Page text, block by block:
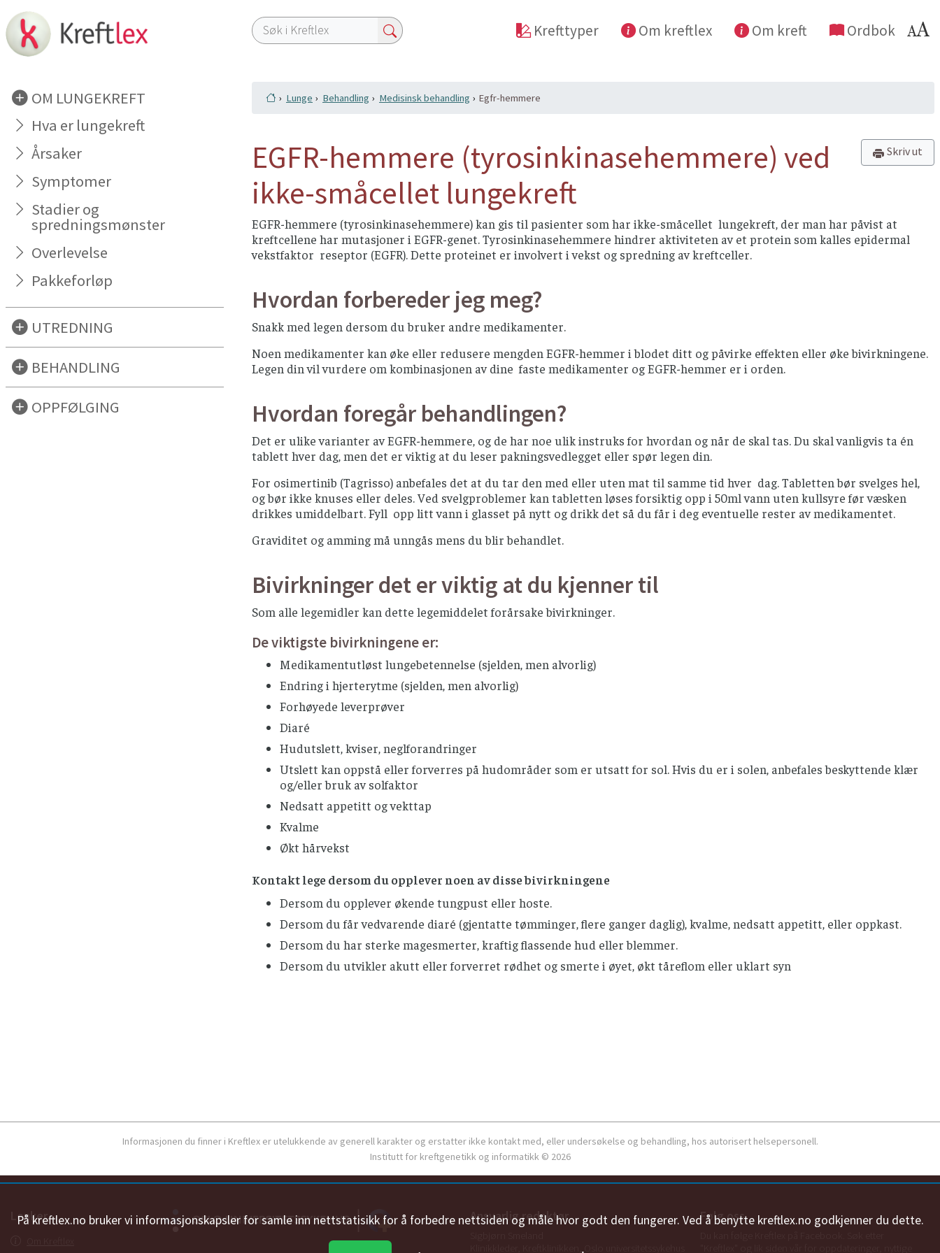
OM LUNGEKREFT
Hva er lungekreft
Årsaker
Symptomer
Stadier og
spredningsmønster
Overlevelse
Pakkeforløp
UTREDNING
BEHANDLING
OPPFØLGING
Krefttyper Om kreftlex Om kreft Ordbok
På kreftlex.no bruker vi informasjonskapsler for samle inn nettstatisikk for å forbedre nettsiden og måle hvor godt den fungerer. Ved å benytte kreftlex.no godkjenner du dette.
Lunge Behandling Medisinsk behandling Egfr-hemmere
Skriv ut
EGFR-hemmere (tyrosinkinasehemmere) ved
ikke-småcellet lungekreft
EGFR-hemmere (tyrosinkinasehemmere) kan gis til pasienter som har ikke-småcellet lungekreft, der man har påvist at
kreftcellene har mutasjoner i EGFR-genet. Tyrosinkinasehemmere hindrer aktiviteten av et protein som kalles epidermal
vekstfaktor reseptor (EGFR). Dette proteinet er involvert i vekst og spredning av kreftceller.
Hvordan forbereder jeg meg?
Snakk med legen dersom du bruker andre medikamenter.
Noen medikamenter kan øke eller redusere mengden EGFR-hemmer i blodet ditt og påvirke effekten eller øke bivirkningene.
Legen din vil vurdere om kombinasjonen av dine faste medikamenter og EGFR-hemmer er i orden.
Hvordan foregår behandlingen?
Det er ulike varianter av EGFR-hemmere, og de har noe ulik instruks for hvordan og når de skal tas. Du skal vanligvis ta én
tablett hver dag, men det er viktig at du leser pakningsvedlegget eller spør legen din.
For osimertinib (Tagrisso) anbefales det at du tar den med eller uten mat til samme tid hver dag. Tabletten bør svelges hel,
og bør ikke knuses eller deles. Ved svelgproblemer kan tabletten løses forsiktig opp i 50ml vann uten kullsyre før væsken
drikkes umiddelbart. Fyll opp litt vann i glasset på nytt og drikk det så du får i deg eventuelle rester av medikamentet.
Graviditet og amming må unngås mens du blir behandlet.
Bivirkninger det er viktig at du kjenner til
Som alle legemidler kan dette legemiddelet forårsake bivirkninger.
De viktigste bivirkningene er:
Medikamentutløst lungebetennelse (sjelden, men alvorlig)
Endring i hjerterytme (sjelden, men alvorlig)
Forhøyede leverprøver
Diaré
Hudutslett, kviser, neglforandringer
Utslett kan oppstå eller forverres på hudområder som er utsatt for sol. Hvis du er i solen, anbefales beskyttende klær
og/eller bruk av solfaktor
Nedsatt appetitt og vekttap
Kvalme
Økt hårvekst
Kontakt lege dersom du opplever noen av disse bivirkningene
Dersom du opplever økende tungpust eller hoste.
Dersom du får vedvarende diaré (gjentatte tømminger, flere ganger daglig), kvalme, nedsatt appetitt, eller oppkast.
Dersom du har sterke magesmerter, kraftig flassende hud eller blemmer.
Dersom du utvikler akutt eller forverret rødhet og smerte i øyet, økt tåreflom eller uklart syn
Informasjonen du finner i Kreftlex er utelukkende av generell karakter og erstatter ikke kontakt med, eller undersøkelse og behandling, hos autorisert helsepersonell.
Institutt for kreftgenetikk og informatikk © 2026
Lenker Ansvarlig redaktør Følg oss